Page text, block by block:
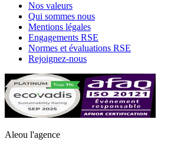
Nos valeurs
Qui sommes nous
Mentions légales
Engagements RSE
Normes et évaluations RSE
Rejoignez-nous
Aleou l'agence